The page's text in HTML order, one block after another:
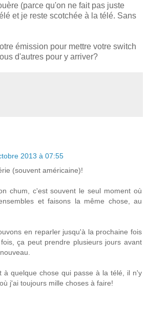
(parce qu'on ne fait pas juste
et je reste scotchée à la télé. Sans
émission pour mettre votre switch
d'autres pour y arriver?
2013 à 07:55
(souvent américaine)!
chum, c'est souvent le seul moment où
et faisons la même chose, au
en reparler jusqu'à la prochaine fois
ça peut prendre plusieurs jours avant
à quelque chose qui passe à la télé, il n'y
j'ai toujours mille choses à faire!